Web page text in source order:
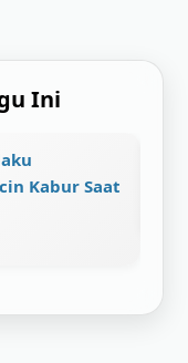
Ini
Tapi
di TKP